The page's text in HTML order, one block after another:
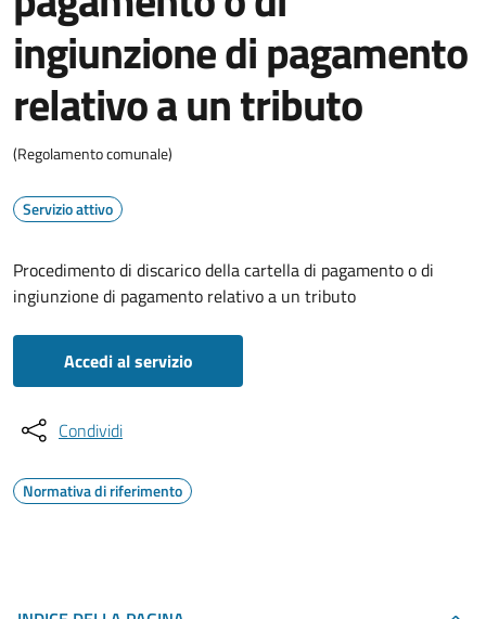
ingiunzione di pagamento
relativo a un tributo
(Regolamento comunale)
Servizio attivo
Procedimento di discarico della cartella di pagamento o di
ingiunzione di pagamento relativo a un tributo
Accedi al servizio
Condividi
Normativa di riferimento